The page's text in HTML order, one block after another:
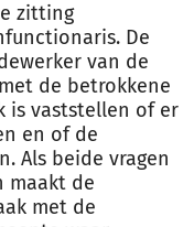
zitting
De
van de
de betrokkene
is vaststellen of er
en of de
Als beide vragen
maakt de
met de